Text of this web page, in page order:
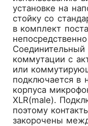
установке на
стойку со
в комплект
коммутации с
или
подключается в
корпуса
XLR(male).
поэтому
закорочены